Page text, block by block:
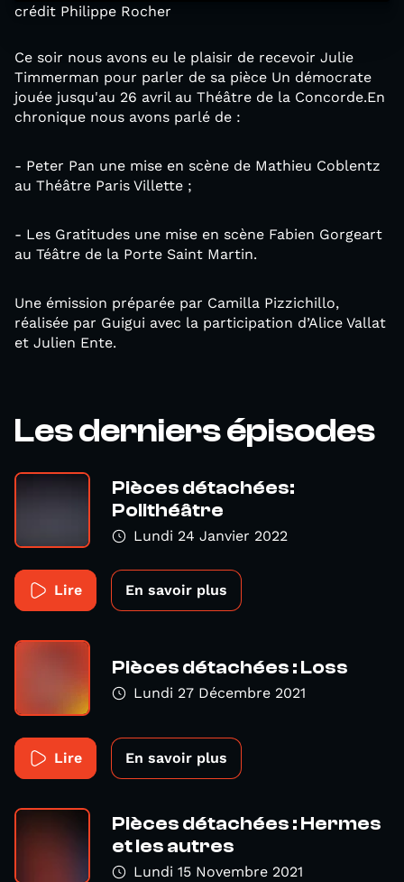
crédit Philippe Rocher
Ce soir nous avons eu le plaisir de recevoir Julie
Timmerman pour parler de sa pièce Un démocrate
jouée jusqu'au 26 avril au Théâtre de la Concorde.En
chronique nous avons parlé de :
- Peter Pan une mise en scène de Mathieu Coblentz
au Théâtre Paris Villette ;
- Les Gratitudes une mise en scène Fabien Gorgeart
au Téâtre de la Porte Saint Martin.
Une émission préparée par Camilla Pizzichillo,
réalisée par Guigui avec la participation d’Alice Vallat
et Julien Ente.
Les derniers épisodes
Pièces détachées:
Polithéâtre
Lundi 24 Janvier 2022
Lire En savoir plus
Pièces détachées : Loss
Lundi 27 Décembre 2021
Lire En savoir plus
Pièces détachées : Hermes
et les autres
Lundi 15 Novembre 2021